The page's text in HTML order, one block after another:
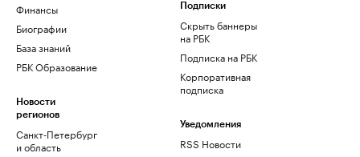
Финансы
Биографии
База знаний
РБК Образование
Новости
регионов
Санкт-Петербург
и область
Подписки
Скрыть баннеры
на РБК
Подписка на РБК
Корпоративная
подписка
Уведомления
RSS Новости